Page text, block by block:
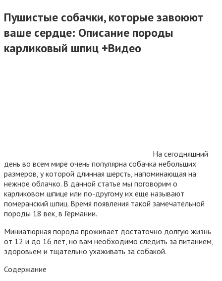
Пушистые собачки, которые завоюют
ваше сердце: Описание породы
карликовый шпиц +Видео
На сегодняшний
день во всем мире очень популярна собачка небольших
размеров, у которой длинная шерсть, напоминающая на
нежное облачко. В данной статье мы поговорим о
карликовом шпице или по-другому их еще называют
померанский шпиц. Время появления такой замечательной
породы 18 век, в Германии.
Миниатюрная порода проживает достаточно долгую жизнь
от 12 и до 16 лет, но вам необходимо следить за питанием,
здоровьем и тщательно ухаживать за собакой.
Содержание